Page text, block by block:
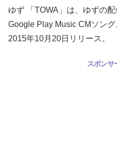
ゆず 「TOWA」は、ゆずの配
Google Play Music CMソング
2015年10月20日リリース。
スポンサ